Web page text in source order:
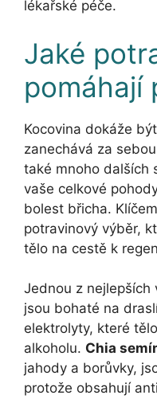
lékařské péče.
Jaké
pomáhají
Kocovina dokáže
zanechává za
také mnoho dalších
vaše celkové
bolest břicha.
potravinový výběr,
tělo na cestě k
Jednou z nejlepších
jsou bohaté na
elektrolyty, které
alkoholu. Chia
jahody a borůvky,
protože obsahují